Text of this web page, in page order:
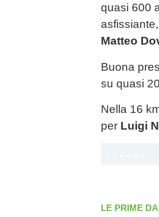
quasi 600
Matteo
Buona
su quasi
Nella 16
per Luigi
LE PRIME